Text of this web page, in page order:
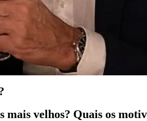
mais velhos? Quais os